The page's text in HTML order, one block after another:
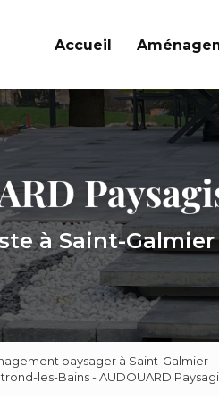
Accueil
Cours et allées
Terrasses
Murets et escaliers
à Saint-Galmier
paysager à Saint-Galmier
les-Bains - AUDOUARD